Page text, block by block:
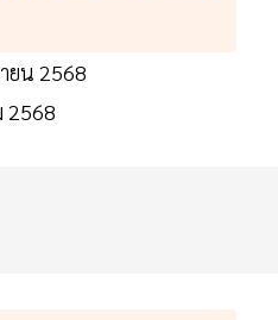
ยน 2568
2568